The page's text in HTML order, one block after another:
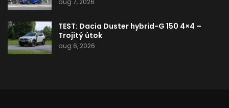
aug 7, 2026
TEST: Dacia Duster hybrid-G 150 4×4 –
Trojitý útok
aug 6, 2026